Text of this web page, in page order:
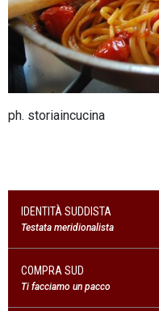
IDENTITÀ SUDDISTA
Testata meridionalista
COMPRA SUD
Ti facciamo un pacco
ph. storiaincucina